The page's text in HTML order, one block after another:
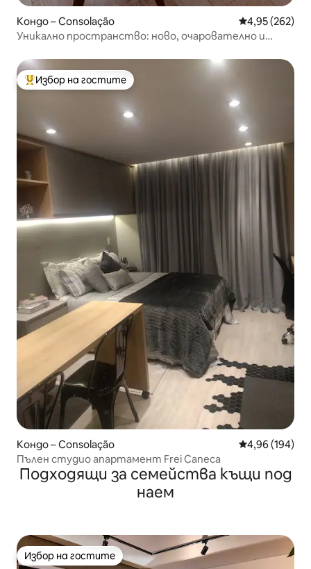
Кондо – Consolação Средна
4,95 (262)
Уникално пространство: ново, очарователно и
Най-популярен избор на гостите
Избор на гостите
Кондо – Consolação Средна
4,96 (194)
Пълен студио апартамент Frei Caneca
Подходящи за семейства къщи под
наем
Избор на гостите
Избор на гостите